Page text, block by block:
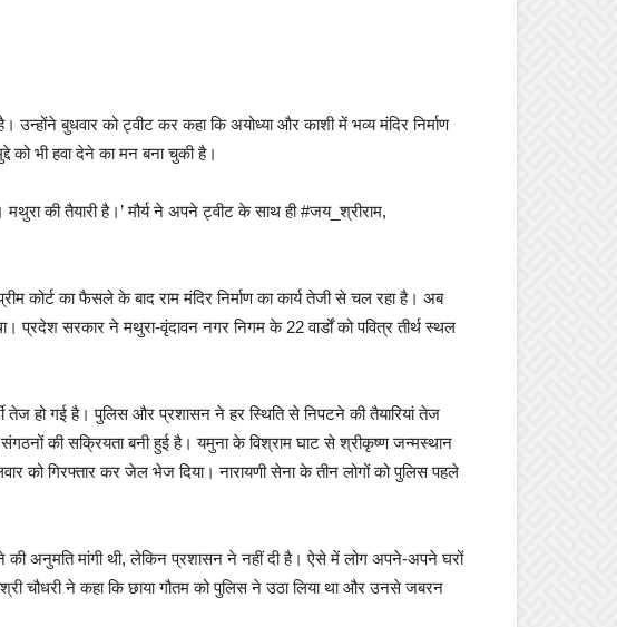
बुधवार को ट्वीट कर कहा कि अयोध्या और काशी में भव्य मंदिर निर्माण
को भी हवा देने का मन बना चुकी है।
की तैयारी है।’ मौर्य ने अपने ट्वीट के साथ ही #जय_श्रीराम,
कोर्ट का फैसले के बाद राम मंदिर निर्माण का कार्य तेजी से चल रहा है। अब
प्रदेश सरकार ने मथुरा-वृंदावन नगर निगम के 22 वार्डों को पवित्र तीर्थ स्थल
तेज हो गई है। पुलिस और प्रशासन ने हर स्थिति से निपटने की तैयारियां तेज
संगठनों की सक्रियता बनी हुई है। यमुना के विश्राम घाट से श्रीकृष्ण जन्मस्थान
को गिरफ्तार कर जेल भेज दिया। नारायणी सेना के तीन लोगों को पुलिस पहले
की अनुमति मांगी थी, लेकिन प्रशासन ने नहीं दी है। ऐसे में लोग अपने-अपने घरों
चौधरी ने कहा कि छाया गौतम को पुलिस ने उठा लिया था और उनसे जबरन